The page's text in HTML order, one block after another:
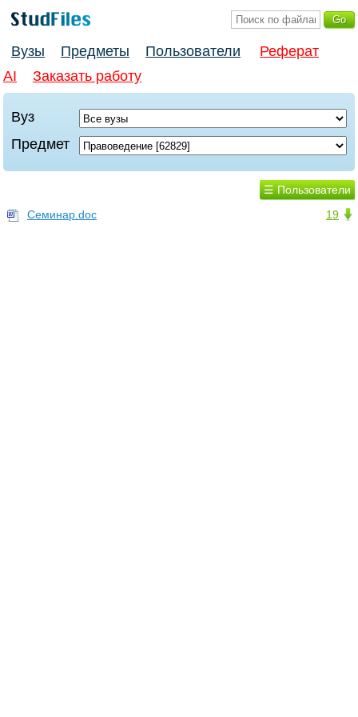
Вузы Предметы Пользователи
Реферат
AI
Заказать работу
Вуз
Предмет
☰ Пользователи
19
Семинар.doc